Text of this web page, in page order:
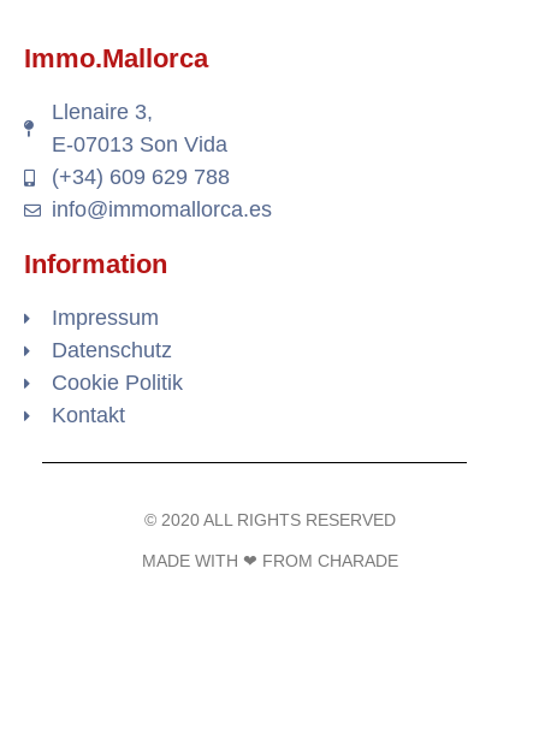
Immo.Mallorca
Llenaire 3,
E-07013 Son Vida
(+34) 609 629 788
info@immomallorca.es
Information
Impressum
Datenschutz
Cookie Politik
Kontakt
© 2020 ALL RIGHTS RESERVED​
MADE WITH ❤ FROM CHARADE